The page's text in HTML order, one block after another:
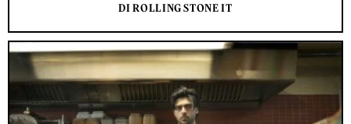
DI ROLLING STONE IT